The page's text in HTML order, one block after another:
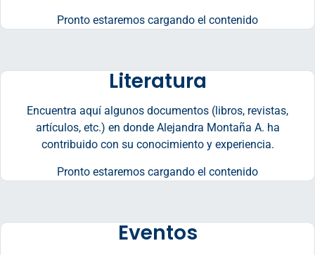
Pronto estaremos cargando el contenido
Literatura
Encuentra aquí algunos documentos (libros, revistas,
artículos, etc.) en donde Alejandra Montaña A. ha
contribuido con su conocimiento y experiencia.
Pronto estaremos cargando el contenido
Eventos